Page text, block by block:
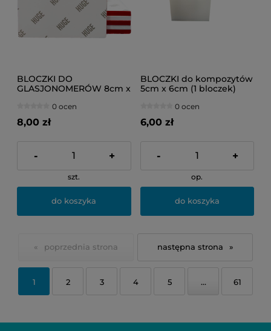
BLOCZKI DO
GLASJONOMERÓW 8cm x
0 ocen
8,00 zł
- +
szt.
do koszyka
BLOCZKI do kompozytów
5cm x 6cm (1 bloczek)
0 ocen
6,00 zł
- +
op.
do koszyka
«
1 2 3 4 5 ... 61
»